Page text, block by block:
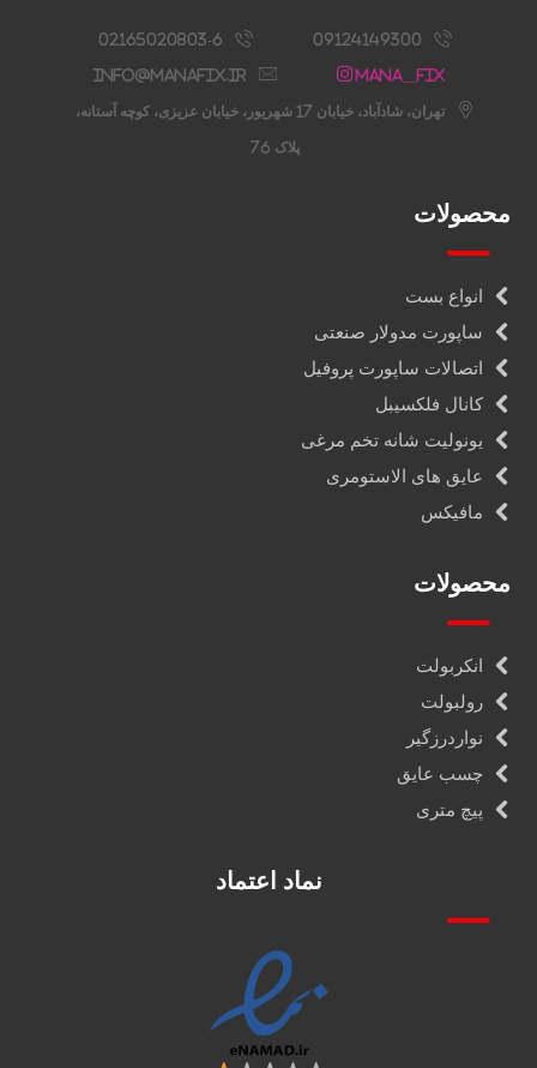
09124149300
02165020803-6
Mana__fix
info@manafix.ir
تهران، شادآباد، خیابان 17 شهریور، خیابان عزیزی، کوچه آستانه،
پلاک 76
محصولات
انواع بست
ساپورت مدولار صنعتی
اتصالات ساپورت پروفیل
کانال فلکسیبل
یونولیت شانه تخم مرغی
عایق های الاستومری
مافیکس
محصولات
انکربولت
رولبولت
نواردرزگیر
چسب عایق
پیچ متری
نماد اعتماد